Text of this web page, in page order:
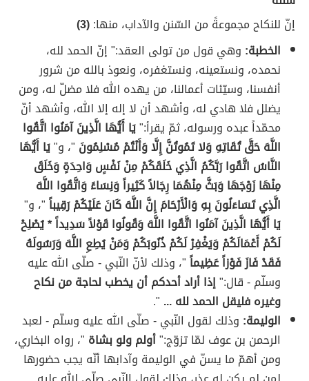
إنّ للنكاح مجموعةً من السّنن والآداب، منها:(3)
الخطبة: وهي قول من تولى العقد:" إنّ الحمد لله،
نحمده، ونستعينه، ونستغفره، ونعوذ بالله من شرور
أنفسنا، وسيّئات أعمالنا، من يهده الله فلا مضلّ له، ومن
يضلل فلا هادي له، وأشهد أن لا إله إلا الله، وأشهد أنّ
محمّداً عبده ورسوله، ثمّ يقرأ:"يَا أَيُّهَا الَّذِينَ آمَنُوا اتَّقُوا
اللَّهَ حَقَّ تُقَاتِهِ وَلا تَمُوتُنَّ إِلَّا وَأَنْتُمْ مُسْلِمُونَ "، و"يَا أَيُّهَا
النَّاسُ اتَّقُوا رَبَّكُمُ الَّذِي خَلَقَكُمْ مِنْ نَفْسٍ وَاحِدَةٍ وَخَلَقَ
مِنْهَا زَوْجَهَا وَبَثَّ مِنْهُمَا رِجَالاً كَثِيراً وَنِسَاءً وَاتَّقُوا اللَّهَ
الَّذِي تَسَاءَلُونَ بِهِ وَالْأَرْحَامَ إِنَّ اللَّهَ كَانَ عَلَيْكُمْ رَقِيباً"، و"
يَا أَيُّهَا الَّذِينَ آمَنُوا اتَّقُوا اللَّهَ وَقُولُوا قَوْلاً سَدِيداً * يُصْلِحْ
لَكُمْ أَعْمَالَكُمْ وَيَغْفِرْ لَكُمْ ذُنُوبَكُمْ وَمَنْ يُطِعِ اللَّهَ وَرَسُولَهُ
فَقَدْ فَازَ فَوْزاً عَظِيماً"، وذلك لأنّ النّبي - صلّى الله عليه
وسلّم - قال:"إذا أراد أحدكم أن يخطب لحاجة من نكاح
وغيره فليقل الحمد لله ... ".
الوليمة: وذلك لقول النّبي - صلّى الله عليه وسلّم - لعبد
الرحمن بن عوف لمّا تزوّج:"أولم ولو بشاة "، رواه البخاري،
ومن أهمّ ما يسنّ في الوليمة وآدابها أنّه يجب حضورها